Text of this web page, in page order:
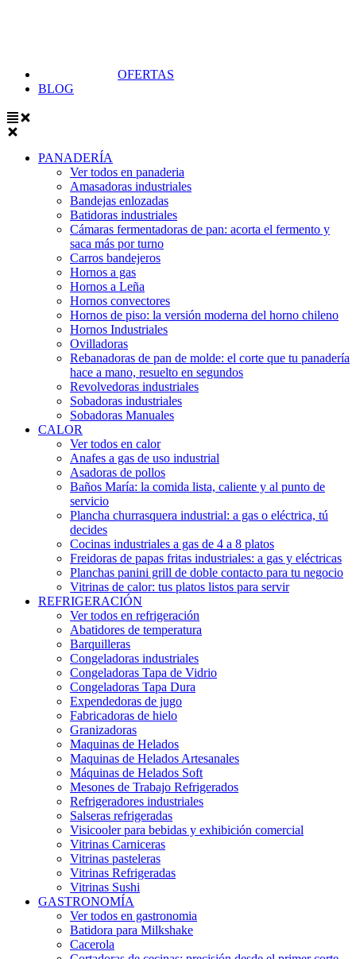
OFERTAS
BLOG
PANADERÍA
Ver todos en panaderia
Amasadoras industriales
Bandejas enlozadas
Batidoras industriales
Cámaras fermentadoras de pan: acorta el fermento y
saca más por turno
Carros bandejeros
Hornos a gas
Hornos a Leña
Hornos convectores
Hornos de piso: la versión moderna del horno chileno
Hornos Industriales
Ovilladoras
Rebanadoras de pan de molde: el corte que tu panadería
hace a mano, resuelto en segundos
Revolvedoras industriales
Sobadoras industriales
Sobadoras Manuales
CALOR
Ver todos en calor
Anafes a gas de uso industrial
Asadoras de pollos
Baños María: la comida lista, caliente y al punto de
servicio
Plancha churrasquera industrial: a gas o eléctrica, tú
decides
Cocinas industriales a gas de 4 a 8 platos
Freidoras de papas fritas industriales: a gas y eléctricas
Planchas panini grill de doble contacto para tu negocio
Vitrinas de calor: tus platos listos para servir
REFRIGERACIÓN
Ver todos en refrigeración
Abatidores de temperatura
Barquilleras
Congeladoras industriales
Congeladoras Tapa de Vidrio
Congeladoras Tapa Dura
Expendedoras de jugo
Fabricadoras de hielo
Granizadoras
Maquinas de Helados
Maquinas de Helados Artesanales
Máquinas de Helados Soft
Mesones de Trabajo Refrigerados
Refrigeradores industriales
Salseras refrigeradas
Visicooler para bebidas y exhibición comercial
Vitrinas Carniceras
Vitrinas pasteleras
Vitrinas Refrigeradas
Vitrinas Sushi
GASTRONOMÍA
Ver todos en gastronomia
Batidora para Milkshake
Cacerola